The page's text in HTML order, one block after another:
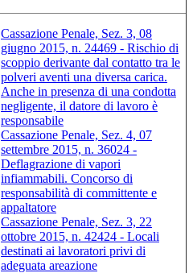
Cassazione Penale, Sez. 3, 08
giugno 2015, n. 24469 - Rischio di
scoppio derivante dal contatto tra le
polveri aventi una diversa carica.
Anche in presenza di una condotta
negligente, il datore di lavoro è
responsabile
Cassazione Penale, Sez. 4, 07
settembre 2015, n. 36024 -
Deflagrazione di vapori
infiammabili. Concorso di
responsabilità di committente e
appaltatore
Cassazione Penale, Sez. 3, 22
ottobre 2015, n. 42424 - Locali
destinati ai lavoratori privi di
adeguata areazione